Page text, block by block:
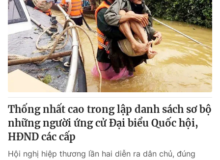
Thống nhất cao trong lập danh sách sơ bộ
những người ứng cử Đại biểu Quốc hội,
HĐND các cấp
Hội nghị hiệp thương lần hai diễn ra dân chủ, đúng